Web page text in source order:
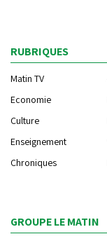
RUBRIQUES
Matin TV
Economie
Culture
Enseignement
Chroniques
GROUPE LE MATIN